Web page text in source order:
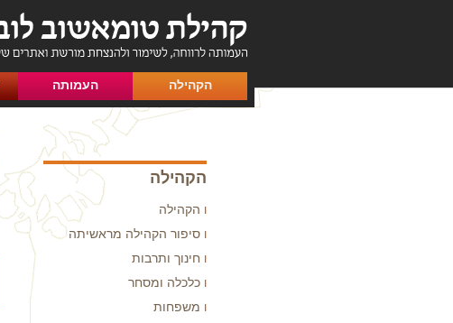
הקהילה העמותה
הקהילה
הקהילה
סיפור הקהילה מראשיתה
חינוך ותרבות
כלכלה ומסחר
משפחות